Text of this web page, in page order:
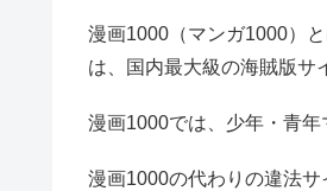
漫画1000（マンガ1000）
は、国内最大級の海賊版サ
漫画1000では、少年・青年
漫画1000の代わりの違法サ